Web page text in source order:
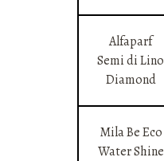
Alfaparf
Semi di Lino
Diamond
Mila Be Eco
Water Shine